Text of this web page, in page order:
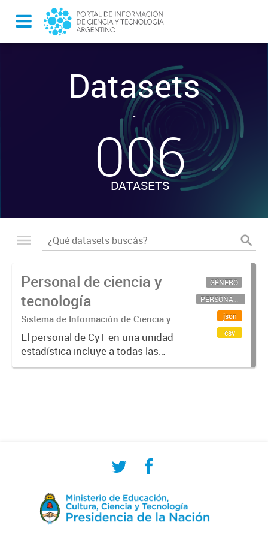
Datasets
-
006
DATASETS
Personal de ciencia y
tecnología
Sistema de Información de Ciencia y
Tecnología Argentino (SICYTAR)
El personal de CyT en una unidad
estadística incluye a todas las
personas involucradas
GÉNERO
PERSONAL CIENTÍFICO-TECNOLÓGICO
json
csv